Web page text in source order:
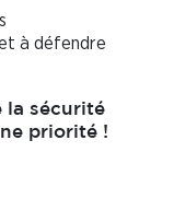
à défendre
la sécurité
priorité !